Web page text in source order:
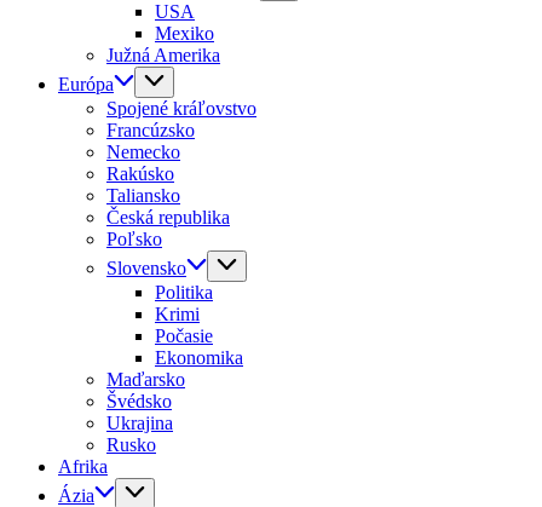
USA
Mexiko
Južná Amerika
Európa
Spojené kráľovstvo
Francúzsko
Nemecko
Rakúsko
Taliansko
Česká republika
Poľsko
Slovensko
Politika
Krimi
Počasie
Ekonomika
Maďarsko
Švédsko
Ukrajina
Rusko
Afrika
Ázia